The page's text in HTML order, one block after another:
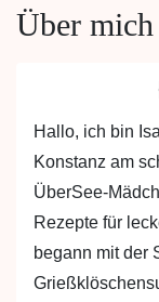
Über mich
Hallo, ich bin
Konstanz am
ÜberSee-
Rezepte für
begann mit der